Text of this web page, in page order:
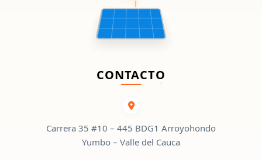
CONTACTO
Carrera 35 #10 – 445 BDG1 Arroyohondo
Yumbo – Valle del Cauca